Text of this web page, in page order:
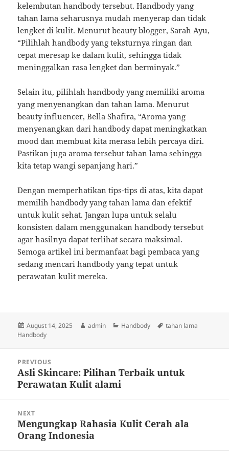
kelembutan handbody tersebut. Handbody yang
tahan lama seharusnya mudah menyerap dan tidak
lengket di kulit. Menurut beauty blogger, Sarah Ayu,
“Pilihlah handbody yang teksturnya ringan dan
cepat meresap ke dalam kulit, sehingga tidak
meninggalkan rasa lengket dan berminyak.”
Selain itu, pilihlah handbody yang memiliki aroma
yang menyenangkan dan tahan lama. Menurut
beauty influencer, Bella Shafira, “Aroma yang
menyenangkan dari handbody dapat meningkatkan
mood dan membuat kita merasa lebih percaya diri.
Pastikan juga aroma tersebut tahan lama sehingga
kita tetap wangi sepanjang hari.”
Dengan memperhatikan tips-tips di atas, kita dapat
memilih handbody yang tahan lama dan efektif
untuk kulit sehat. Jangan lupa untuk selalu
konsisten dalam menggunakan handbody tersebut
agar hasilnya dapat terlihat secara maksimal.
Semoga artikel ini bermanfaat bagi pembaca yang
sedang mencari handbody yang tepat untuk
perawatan kulit mereka.
Posted
on
August 14, 2025 Author
admin Categories
Handbody Tags
tahan lama
Handbody
navigation
PREVIOUS
Previous
post:
Asli Skincare: Pilihan Terbaik untuk
Perawatan Kulit alami
NEXT
Next
post:
Mengungkap Rahasia Kulit Cerah ala
Orang Indonesia